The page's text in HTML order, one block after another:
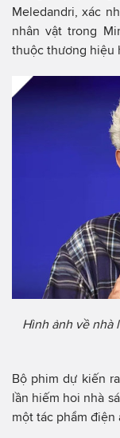
Meledandri, xác
nhân vật trong
thuộc thương hiệu
Hình ảnh về nhà
Bộ phim dự kiến
lần hiếm hoi nhà
một tác phẩm điện